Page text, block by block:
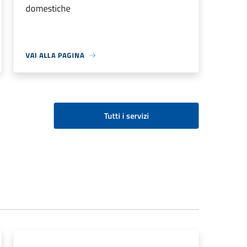
domestiche
VAI ALLA PAGINA
Tutti i servizi